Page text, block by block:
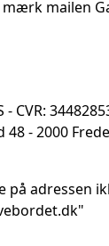
mærk mailen
- CVR:
48 - 2000
på adressen